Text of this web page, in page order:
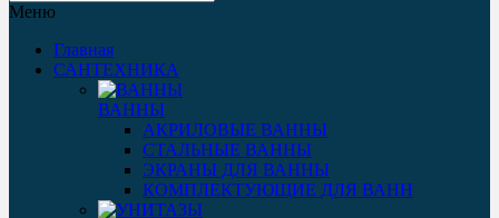
Меню
Главная
САНТЕХНИКА
ВАННЫ
АКРИЛОВЫЕ ВАННЫ
СТАЛЬНЫЕ ВАННЫ
ЭКРАНЫ ДЛЯ ВАННЫ
КОМПЛЕКТУЮЩИЕ ДЛЯ ВАНН